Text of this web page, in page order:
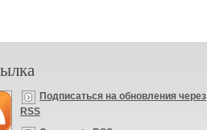
Подписаться на обновления через
RSS